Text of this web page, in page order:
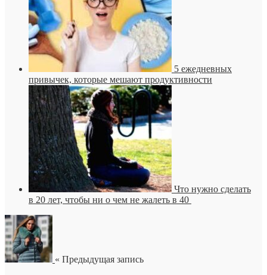
5 ежедневных
привычек, которые мешают продуктивности
Что нужно сделать
в 20 лет, чтобы ни о чем не жалеть в 40
« Предыдущая запись